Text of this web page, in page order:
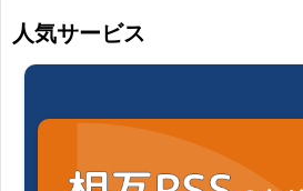
人気サービス